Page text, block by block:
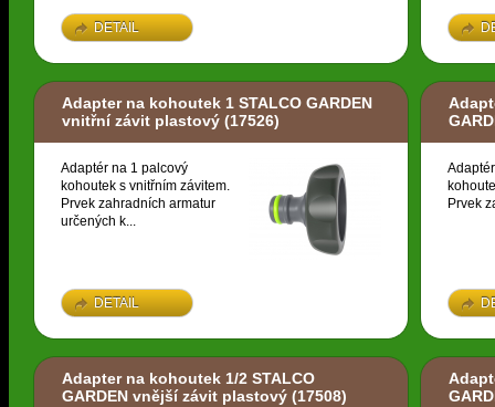
DETAIL
Adapter na kohoutek 1 STALCO GARDEN
vnitřní závit plastový (17526)
Adaptér na 1 palcový
kohoutek s vnitřním závitem.
Prvek zahradních armatur
určených k...
DETAIL
Prvek
Adapter na kohoutek 1/2 STALCO
GARDEN vnější závit plastový (17508)